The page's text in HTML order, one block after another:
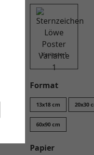
Variante 1
Format
13x18 cm 20x30
60x90 cm
Papier